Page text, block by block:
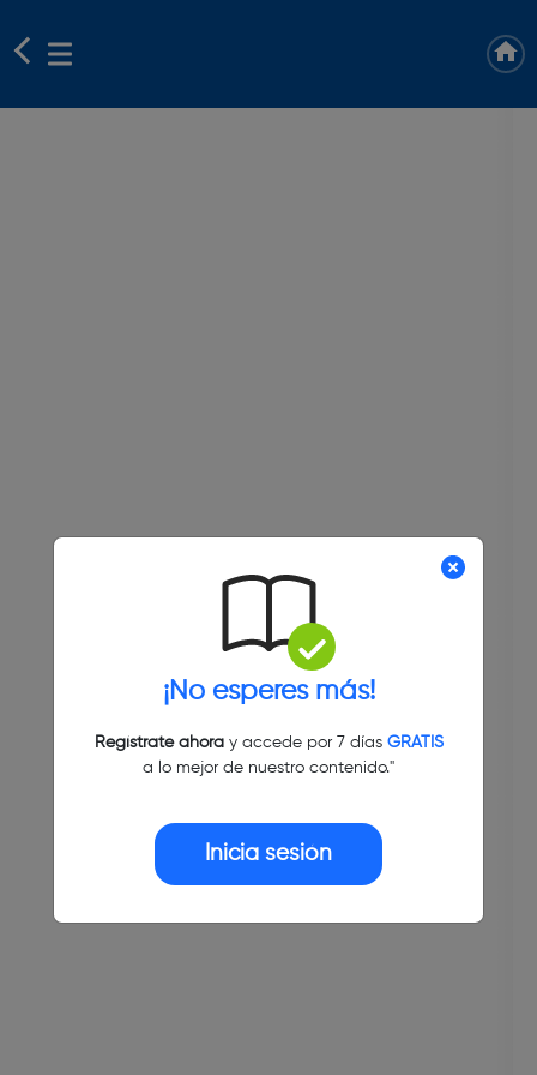
¡No esperes más!
Regístrate ahoray accede por 7 días GRATIS
a lo mejor de nuestro contenido."
Inicia sesión